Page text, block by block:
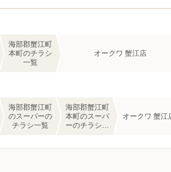
海部郡蟹江町
本町のチラシ
一覧
オークワ 蟹江店
海部郡蟹江町
のスーパーの
チラシ一覧
海部郡蟹江町
本町のスーパ
ーのチラシ一
オークワ 蟹江